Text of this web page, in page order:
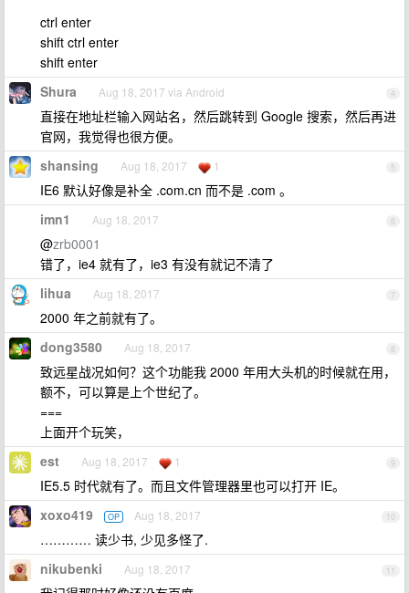
ctrl enter
shift ctrl enter
shift enter
4
Shura Aug 18, 2017 via Android
直接在地址栏输入网站名，然后跳转到 Google 搜索，然后再进
官网，我觉得也很方便。
5
shansing Aug 18, 2017 1
IE6 默认好像是补全 .com.cn 而不是 .com 。
6
imn1 Aug 18, 2017
@zrb0001
错了，ie4 就有了，ie3 有没有就记不清了
7
lihua Aug 18, 2017
2000 年之前就有了。
8
dong3580 Aug 18, 2017
致远星战况如何？这个功能我 2000 年用大头机的时候就在用，
额不，可以算是上个世纪了。
===
上面开个玩笑，
9
est Aug 18, 2017 1
IE5.5 时代就有了。而且文件管理器里也可以打开 IE。
10
xoxo419 OP Aug 18, 2017
………… 读少书, 少见多怪了.
11
nikubenki Aug 18, 2017